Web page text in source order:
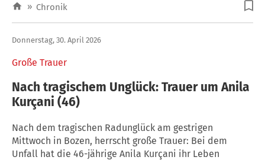
» Chronik
Große Trauer
Donnerstag, 30. April 2026
Nach tragischem Unglück: Trauer um Anila
Kurçani (46)
Nach dem tragischen Radunglück am gestrigen
Mittwoch in Bozen, herrscht große Trauer: Bei dem
Unfall hat die 46-jährige Anila Kurçani ihr Leben